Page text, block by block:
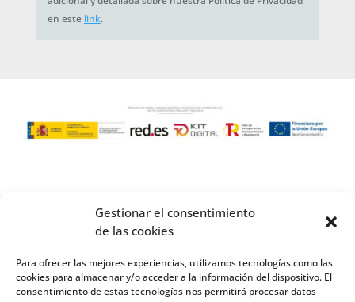
Gestionar el consentimiento
de las cookies
Para ofrecer las mejores experiencias, utilizamos tecnologías como las
cookies para almacenar y/o acceder a la información del dispositivo. El
consentimiento de estas tecnologías nos permitirá procesar datos
en este link.